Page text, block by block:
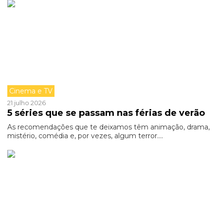
Cinema e TV
21 julho 2026
5 séries que se passam nas férias de verão
As recomendações que te deixamos têm animação, drama,
mistério, comédia e, por vezes, algum terror....